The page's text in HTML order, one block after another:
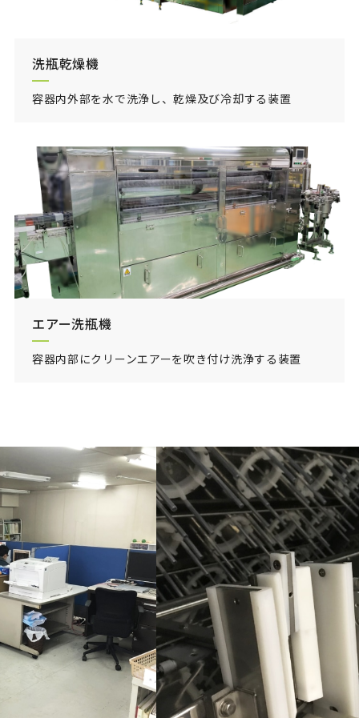
洗瓶乾燥機
容器内外部を水で洗浄し、乾燥及び冷却する装置
エアー洗瓶機
容器内部にクリーンエアーを吹き付け洗浄する装置